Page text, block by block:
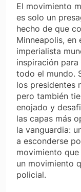
El movimiento
es solo un
hecho de que
Minneapolis, en
imperialista
inspiración
todo el mundo.
los presidentes
pero también
enojado y
las capas más
la vanguardia:
a esconderse
movimiento
un movimiento
policial.